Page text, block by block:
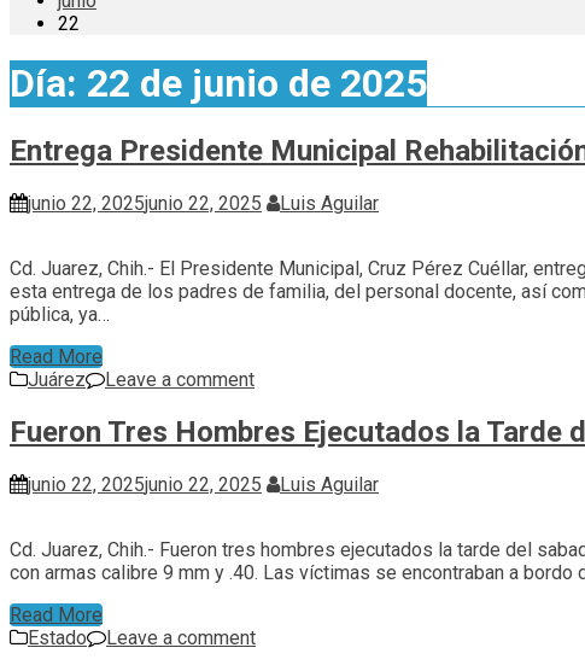
22
Día: 22 de junio de 2025
Entrega Presidente Municipal
junio 22, 2025junio 22, 2025 Luis Aguilar
Cd. Juarez, Chih.- El Presidente Municipal, Cruz Pérez Cuéllar,
esta entrega de los padres de familia, del personal docente, así
pública, ya…
Read More
Juárez
Leave a comment
Fueron Tres Hombres Ejecutados la Tarde
junio 22, 2025junio 22, 2025 Luis Aguilar
Cd. Juarez, Chih.- Fueron tres hombres ejecutados la tarde del
con armas calibre 9 mm y .40. Las víctimas se encontraban a
Read More
Estado
Leave a comment